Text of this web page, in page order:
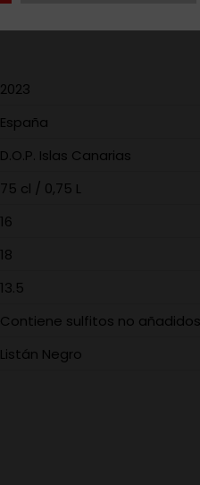
2023
España
D.O.P. Islas Canarias
75 cl / 0,75 L
16
18
13.5
Contiene sulfitos no añadidos
Listán Negro